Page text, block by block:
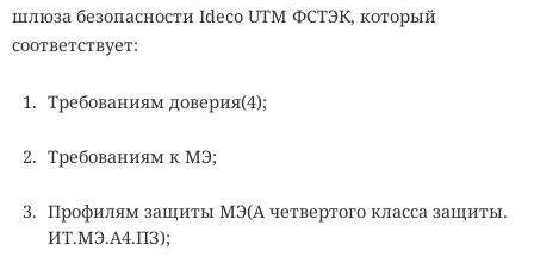
шлюза безопасности Ideco UTM ФСТЭК, который
соответствует:
Требованиям доверия(4);
Требованиям к МЭ;
Профилям защиты МЭ(А четвертого класса защиты.
ИТ.МЭ.А4.ПЗ);